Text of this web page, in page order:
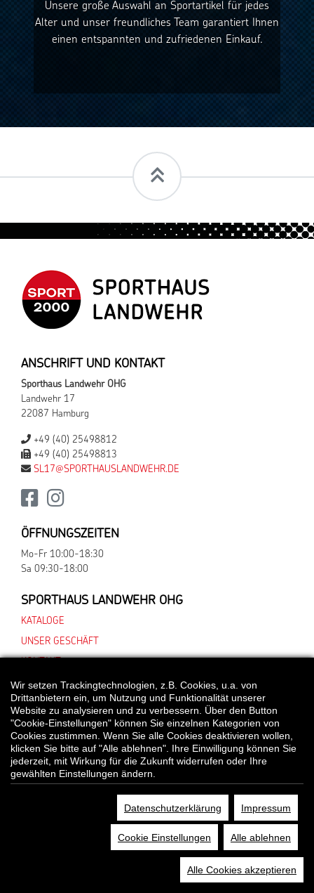
Unsere große Auswahl an Sportartikel für jedes
Alter und unser freundliches Team garantiert Ihnen
einen entspannten und zufriedenen Einkauf.
ANSCHRIFT UND KONTAKT
Sporthaus Landwehr OHG
Landwehr 17
22087 Hamburg
+49 (40) 25498812
+49 (40) 25498813
SL17@SPORTHAUSLANDWEHR.DE
ÖFFNUNGSZEITEN
Mo-Fr 10:00-18:30
Sa 09:30-18:00
SPORTHAUS LANDWEHR OHG
KATALOGE
UNSER GESCHÄFT
*Alle Preisangaben gelten inklusive gesetzlichen MwSt. und bei Selbstabholung.
Bei Preisen, die mit "UVP" gekennzeichnet sind, handelt es sich um die
© Sporthaus Landwehr OHG
Wir setzen Trackingtechnologien, z.B. Cookies, u.a. von
Drittanbietern ein, um Nutzung und Funktionalität unserer
Website zu analysieren und zu verbessern. Über den Button
"Cookie-Einstellungen" können Sie einzelnen Kategorien von
Cookies zustimmen. Wenn Sie alle Cookies deaktivieren wollen,
klicken Sie bitte auf "Alle ablehnen". Ihre Einwilligung können Sie
jederzeit, mit Wirkung für die Zukunft widerrufen oder Ihre
gewählten Einstellungen ändern.
Datenschutzerklärung Impressum
Cookie Einstellungen Alle ablehnen
Alle Cookies akzeptieren